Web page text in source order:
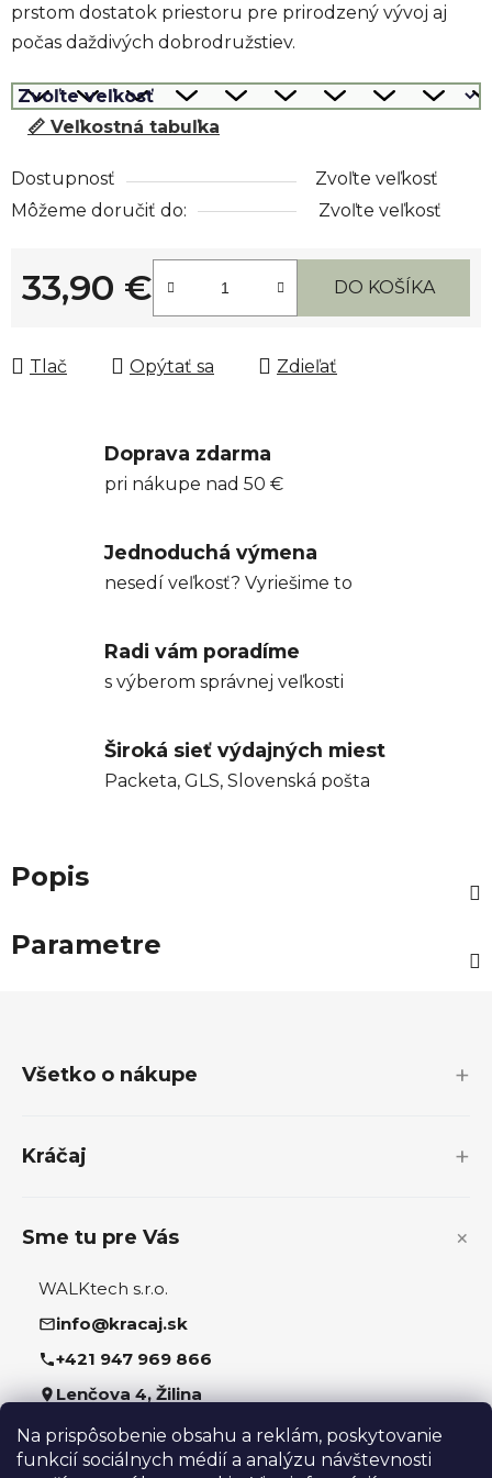
Na prispôsobenie obsahu a reklám, poskytovanie
funkcií sociálnych médií a analýzu návštevnosti
prstom dostatok priestoru pre prirodzený vývoj aj
počas daždivých dobrodružstiev.
📏 Veľkostná tabuľka
Dostupnosť
Zvoľte veľkosť
Môžeme doručiť do:
Zvoľte veľkosť
33,90 €
Jednotková cena:
DO KOŠÍKA
Tlač Opýtať sa Zdieľať
Doprava zdarma
pri nákupe nad 50 €
Jednoduchá výmena
nesedí veľkosť? Vyriešime to
Radi vám poradíme
s výberom správnej veľkosti
Široká sieť výdajných miest
Packeta, GLS, Slovenská pošta
Popis
Parametre
Všetko o nákupe
Kráčaj
Sme tu pre Vás
WALKtech s.r.o.
info@kracaj.sk
+421 947 969 866
Lenčova 4, Žilina
Sledujte nás